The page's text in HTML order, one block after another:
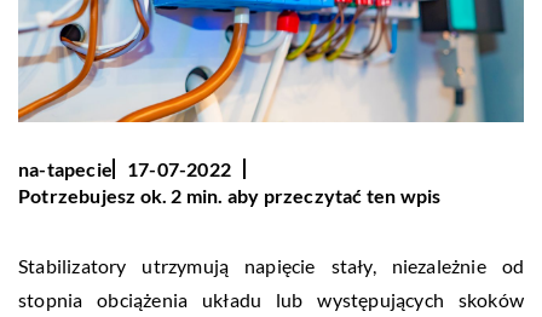
na-tapecie
17-07-2022
Potrzebujesz ok. 2 min. aby przeczytać ten wpis
Stabilizatory utrzymują napięcie stały, niezależnie od
stopnia obciążenia układu lub występujących skoków